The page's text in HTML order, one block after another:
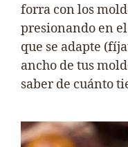
forra con los
presionando en
que se adapte
ancho de tus
saber de cuánto